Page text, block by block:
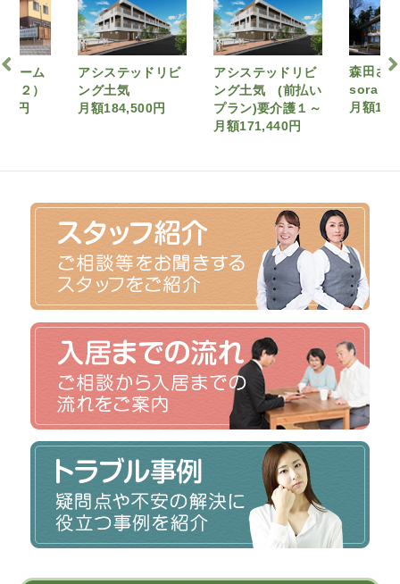
ホーム
２）
円
アシステッドリビ
ング土気
月額184,500円
アシステッドリビ
ング土気 (前払い
プラン)要介護１～
月額171,440円
森田さ
sora
月額